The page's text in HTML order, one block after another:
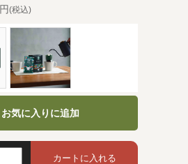
円(税込)
お気に入りに追加